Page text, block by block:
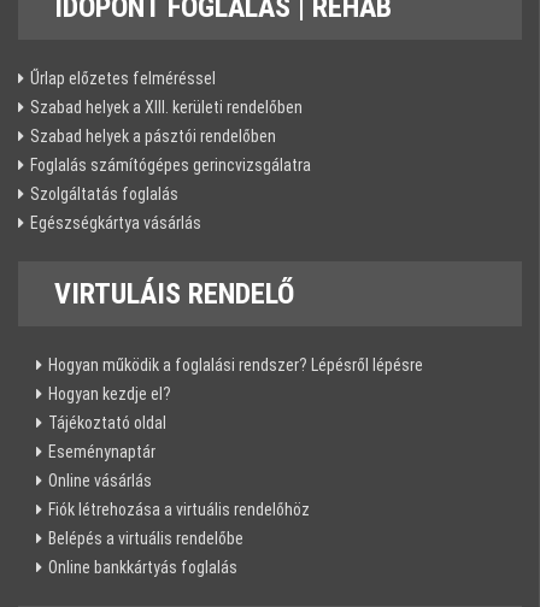
IDŐPONT FOGLALÁS | REHAB
Űrlap előzetes felméréssel
Szabad helyek a XIII. kerületi rendelőben
Szabad helyek a pásztói rendelőben
Foglalás számítógépes gerincvizsgálatra
Szolgáltatás foglalás
Egészségkártya vásárlás
VIRTULÁIS RENDELŐ
Hogyan működik a foglalási rendszer? Lépésről lépésre
Hogyan kezdje el?
Tájékoztató oldal
Eseménynaptár
Online vásárlás
Fiók létrehozása a virtuális rendelőhöz
Belépés a virtuális rendelőbe
Online bankkártyás foglalás